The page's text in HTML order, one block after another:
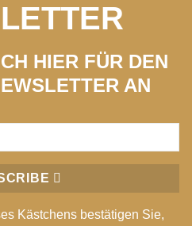
HIER FÜR DEN
AN
Kästchens bestätigen Sie,